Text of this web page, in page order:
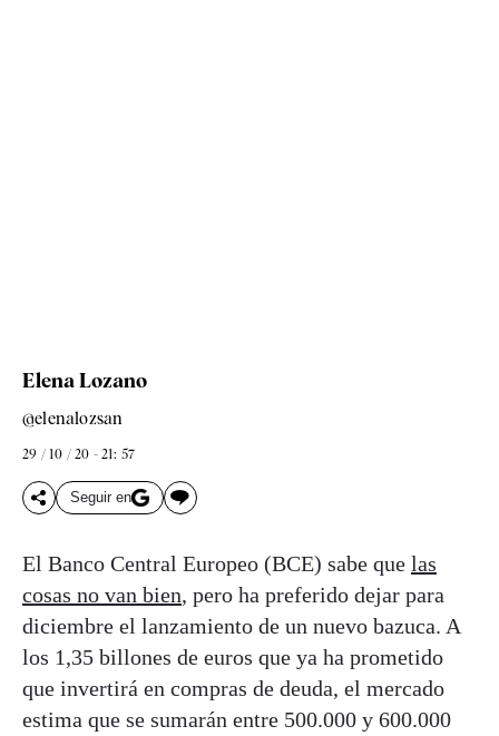
Elena Lozano
@elenalozsan
29 / 10 / 20 - 21: 57
Seguir en
El Banco Central Europeo (BCE) sabe que las
cosas no van bien, pero ha preferido dejar para
diciembre el lanzamiento de un nuevo bazuca. A
los 1,35 billones de euros que ya ha prometido
que invertirá en compras de deuda, el mercado
estima que se sumarán entre 500.000 y 600.000